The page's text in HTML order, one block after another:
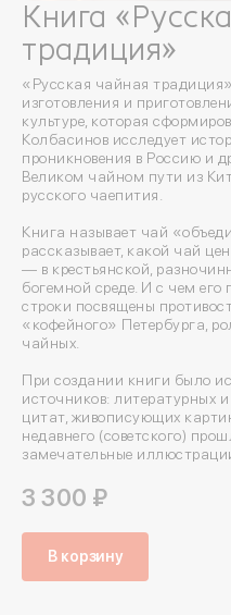
Книга
традиция»
«Русская чайная
изготовления и
культуре, которая
Колбасинов исследует
проникновения в Россию и
Великом чайном пути из
русского чаепития.
Книга называет чай
рассказывает, какой чай
— в крестьянской,
богемной среде. И с чем
строки посвящены
«кофейного» Петербурга,
чайных.
При создании книги было
источников: литературных
цитат, живописующих
недавнего (советского)
замечательные
3 300 ₽
В корзину